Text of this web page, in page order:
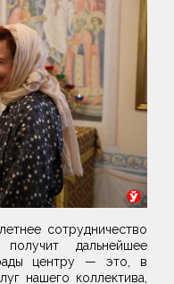
сотрудничество
дальнейшее
центру — это, в
нашего коллектива,